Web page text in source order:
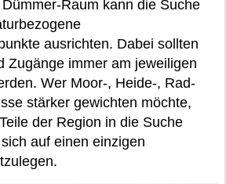
Raum kann die Suche
ausrichten. Dabei sollten
Zugänge immer am jeweiligen
Wer Moor-, Heide-, Rad-
stärker gewichten möchte,
der Region in die Suche
auf einen einzigen